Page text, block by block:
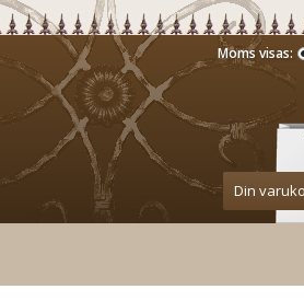
Din
Moms visas: